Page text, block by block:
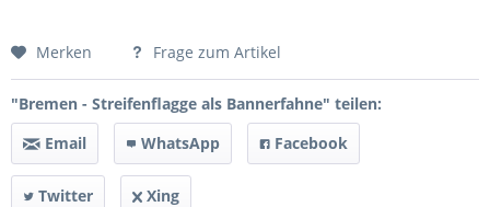
Preis anfragen
Merken Frage zum Artikel
"Bremen - Streifenflagge als Bannerfahne" teilen:
Email
WhatsApp Facebook
Twitter Xing